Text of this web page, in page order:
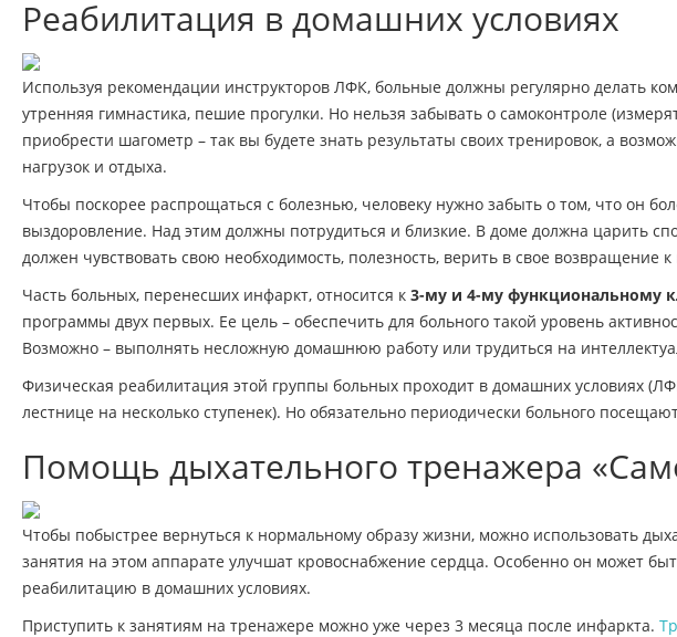
Реабилитация в домашних условиях
Используя рекомендации инструкторов ЛФК, больные должны регулярно делать
утренняя гимнастика, пешие прогулки. Но нельзя забывать о самоконтроле
приобрести шагометр – так вы будете знать результаты своих тренировок, а
нагрузок и отдыха.
Чтобы поскорее распрощаться с болезнью, человеку нужно забыть о том, что он
выздоровление. Над этим должны потрудиться и близкие. В доме должна царить
должен чувствовать свою необходимость, полезность, верить в свое
Часть больных, перенесших инфаркт, относится к 3-му и 4-му функциональному
программы двух первых. Ее цель – обеспечить для больного такой уровень
Возможно – выполнять несложную домашнюю работу или трудиться на
Физическая реабилитация этой группы больных проходит в домашних условиях
лестнице на несколько ступенек). Но обязательно периодически больного
Помощь дыхательного тренажера
Чтобы побыстрее вернуться к нормальному образу жизни, можно использовать
занятия на этом аппарате улучшат кровоснабжение сердца. Особенно он может
реабилитацию в домашних условиях.
Приступить к занятиям на тренажере можно уже через 3 месяца после инфаркта.